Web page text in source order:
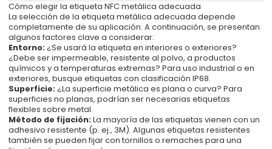
Cómo elegir la etiqueta NFC metálica adecuada
La selección de la etiqueta metálica adecuada depende
completamente de su aplicación. A continuación, se presentan
algunos factores clave a considerar:
Entorno: ¿Se usará la etiqueta en interiores o exteriores?
¿Debe ser impermeable, resistente al polvo, a productos
químicos y a temperaturas extremas? Para uso industrial o en
exteriores, busque etiquetas con clasificación IP68.
Superficie: ¿La superficie metálica es plana o curva? Para
superficies no planas, podrían ser necesarias etiquetas
flexibles sobre metal.
Método de fijación: La mayoría de las etiquetas vienen con un
adhesivo resistente (p. ej., 3M). Algunas etiquetas resistentes
también se pueden fijar con tornillos o remaches para una